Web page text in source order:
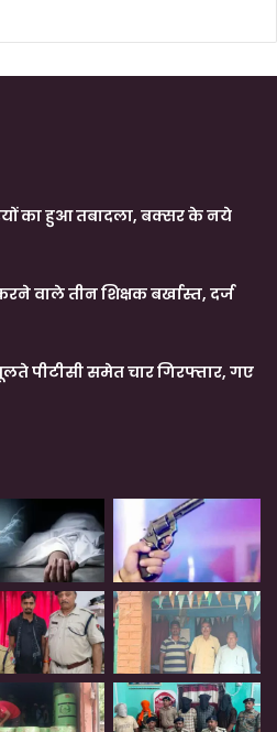
का हुआ तबादला, बक्सर के नये
वाले तीन शिक्षक बर्खास्त, दर्ज
पीटीसी समेत चार गिरफ्तार, गए